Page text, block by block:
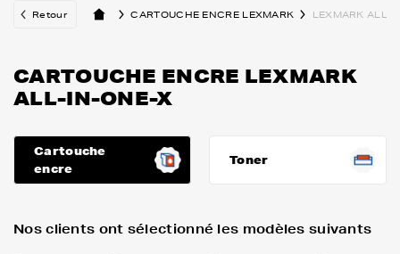
Retour CARTOUCHE ENCRE LEXMARK LEXMARK ALL-
CARTOUCHE ENCRE LEXMARK
ALL-IN-ONE-X
Cartouche
encre
Toner
Nos clients ont sélectionné les modèles suivants